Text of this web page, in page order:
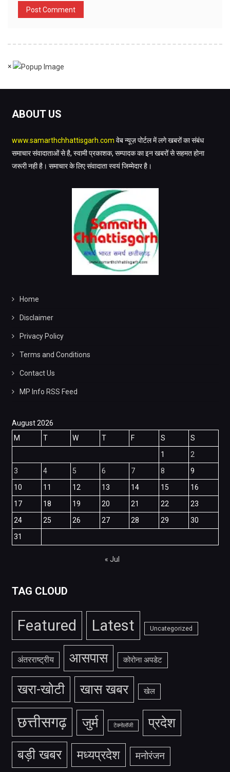
×
ABOUT US
www.samarthchhattisgarh.com वेब न्यूज़ पोर्टल में लगे खबरों का संबंध
समाचार संवादाताओं से है, स्वामी प्रकाशक, सम्पादक का इन खबरों से सहमत होना
जरूरी नही है। समाचार के लिए संवादाता स्वयं जिम्मेदार है।
Home
Disclaimer
Privacy Policy
Terms and Conditions
Contact Us
MP Info RSS Feed
August 2026
M
T W T F S
S
1
2
3
4 5 6 7 8
9
10
11 12 13 14 15
16
17
18 19 20 21 22
23
24
25 26 27 28 29
30
31
« Jul
TAG CLOUD
Featured Latest Uncategorized
अंतरराष्ट्रीय आसपास कोरोना अपडेट
खरा-खोटी खास खबर खेल
छत्तीसगढ़ जुर्म टेक्नोलॉजी प्रदेश
बड़ी खबर मध्यप्रदेश मनोरंजन